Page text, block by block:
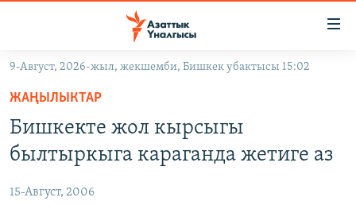
Навигацияга
өтүңүз
Издөөгө
салыңыз
ЭКОНОМИКА
ДҮЙНӨ
БОРБОР АЗИЯ
АТАЙЫН ИЛИКТӨӨ
9-Август, 2026-жыл, жекшемби, Бишкек убактысы 15:02
ЖАҢЫЛЫКТАР
Бишкекте жол кырсыгы
былтыркыга караганда жетиге аз
15-Август, 2006